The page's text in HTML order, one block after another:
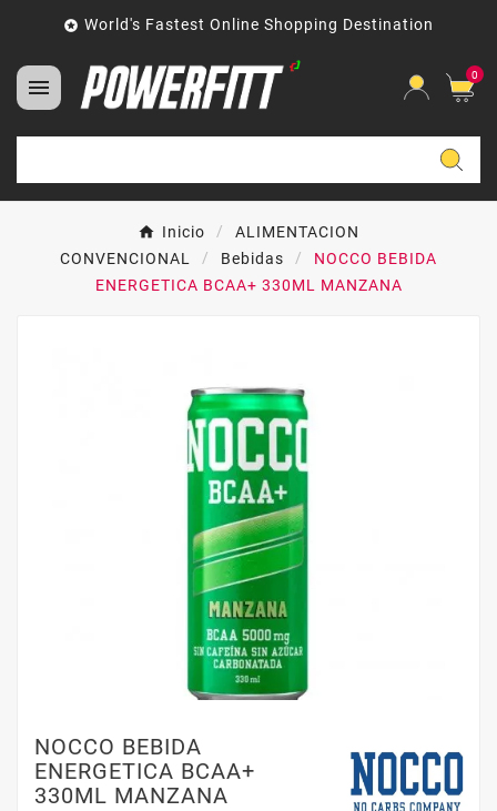
 World's Fastest Online Shopping Destination
 0
Inicio
ALIMENTACION
CONVENCIONAL
Bebidas
NOCCO BEBIDA
ENERGETICA BCAA+ 330ML MANZANA
NOCCO BEBIDA
ENERGETICA BCAA+
330ML MANZANA